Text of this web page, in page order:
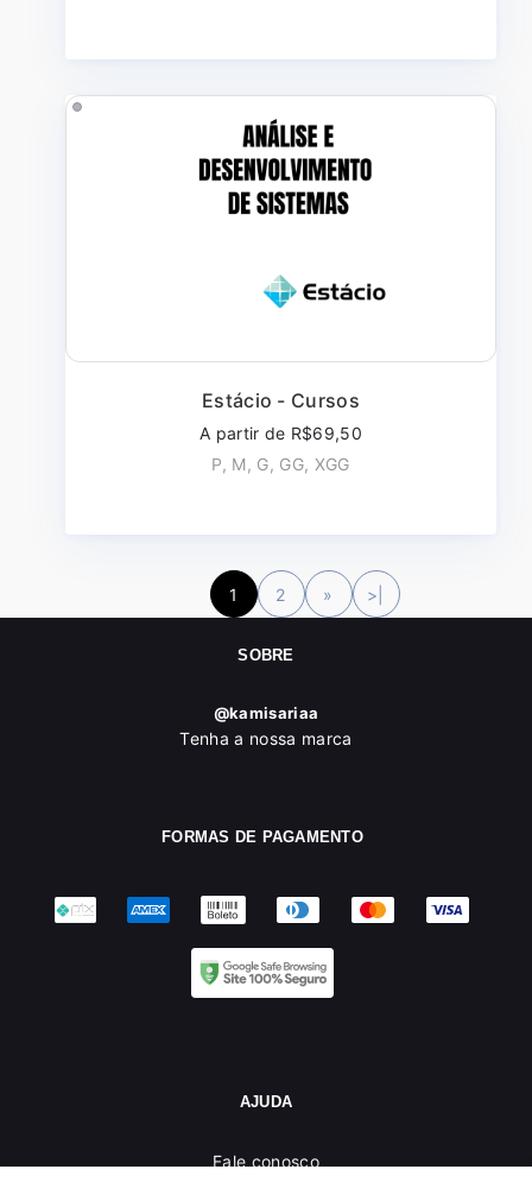
Estácio - Cursos
A partir de R$69,50
P, M, G, GG, XGG
1 2 » >|
SOBRE
@kamisariaa
Tenha a nossa marca
FORMAS DE PAGAMENTO
AJUDA
Fale conosco